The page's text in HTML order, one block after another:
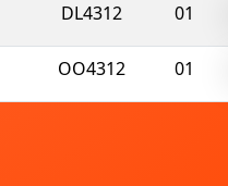
DL4312 01
OO4312 01